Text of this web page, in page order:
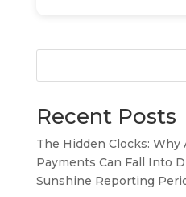
Recent Posts
The Hidden Clocks: Why
Payments Can Fall Into
Sunshine Reporting